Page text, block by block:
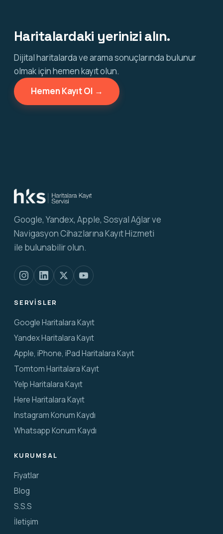
Haritalardaki yerinizi alın.
Dijital haritalarda ve arama sonuçlarında bulunur
olmak için hemen kayıt olun.
Hemen Kayıt Ol →
Google, Yandex, Apple, Sosyal Ağlar ve
Navigasyon Cihazlarına Kayıt Hizmeti
ile bulunabilir olun.
SERVISLER
Google Haritalara Kayıt
Yandex Haritalara Kayıt
Apple, iPhone, iPad Haritalara Kayıt
Tomtom Haritalara Kayıt
Yelp Haritalara Kayıt
Here Haritalara Kayıt
Instagram Konum Kaydı
Whatsapp Konum Kaydı
KURUMSAL
Fiyatlar
Blog
S.S.S
İletişim